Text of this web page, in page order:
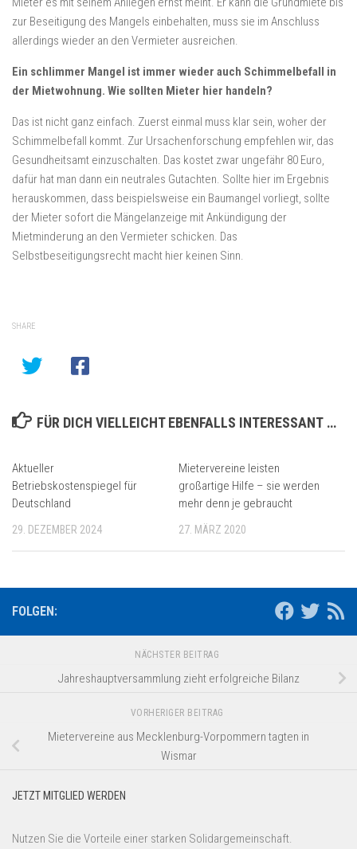
zur Beseitigung des Mangels einbehalten, muss sie im Anschluss
allerdings wieder an den Vermieter ausreichen.
Ein schlimmer Mangel ist immer wieder auch Schimmelbefall in
der Mietwohnung. Wie sollten Mieter hier handeln?
Das ist nicht ganz einfach. Zuerst einmal muss klar sein, woher der
Schimmelbefall kommt. Zur Ursachenforschung empfehlen wir, das
Gesundheitsamt einzuschalten. Das kostet zwar ungefähr 80 Euro,
dafür hat man dann ein neutrales Gutachten. Sollte hier im Ergebnis
herauskommen, dass beispielsweise ein Baumangel vorliegt, sollte
der Mieter sofort die Mängelanzeige mit Ankündigung der
Mietminderung an den Vermieter schicken. Das
Selbstbeseitigungsrecht macht hier keinen Sinn.
SHARE
FÜR DICH VIELLEICHT EBENFALLS INTERESSANT …
Aktueller
Betriebskostenspiegel für
Deutschland
29. DEZEMBER 2024
Mietervereine leisten
großartige Hilfe – sie werden
mehr denn je gebraucht
27. MÄRZ 2020
FOLGEN:
NÄCHSTER BEITRAG
Jahreshauptversammlung zieht erfolgreiche Bilanz
VORHERIGER BEITRAG
Mietervereine aus Mecklenburg-Vorpommern tagten in
Wismar
JETZT MITGLIED WERDEN
Nutzen Sie die Vorteile einer starken Solidargemeinschaft.